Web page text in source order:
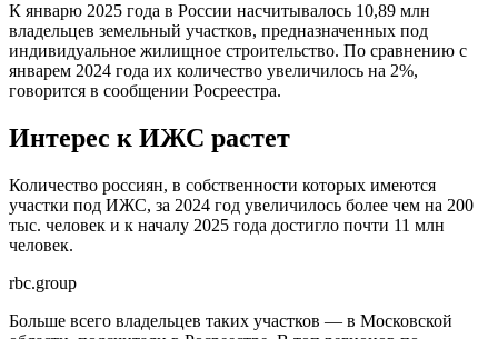
К январю 2025 года в России насчитывалось 10,89 млн
владельцев земельный участков, предназначенных под
индивидуальное жилищное строительство. По сравнению с
январем 2024 года их количество увеличилось на 2%,
говорится в сообщении Росреестра.
Интерес к ИЖС растет
Количество россиян, в собственности которых имеются
участки под ИЖС, за 2024 год увеличилось более чем на 200
тыс. человек и к началу 2025 года достигло почти 11 млн
человек.
rbc.group
Больше всего владельцев таких участков — в Московской